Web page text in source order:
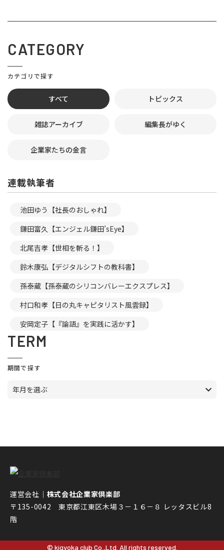
CATEGORY
カテゴリで探す
すべて トピックス
雑誌アーカイブ 編集長がゆく
企業家たちの金言
連載執筆者
池田ゆう【社長のおしゃれ】
鎌田富久【エンジェル鎌田’sEye】
北尾吉孝【世相を斬る！】
鈴木康弘【デジタルシフトの教科書】
孫泰蔵【孫泰蔵のシリコンバレーエクスプレス】
村口和孝【日の丸キャピタリスト風雲録】
安岡定子【『論語』を実践に活かす】
TERM
期間で探す
年月を選ぶ
運営会社｜ 株式会社企業家倶楽部
〒135-0042 東京都江東区木場３－１６－８ レッタスビル8
階
© kigyoka club Co.,Ltd. All rights reserved.